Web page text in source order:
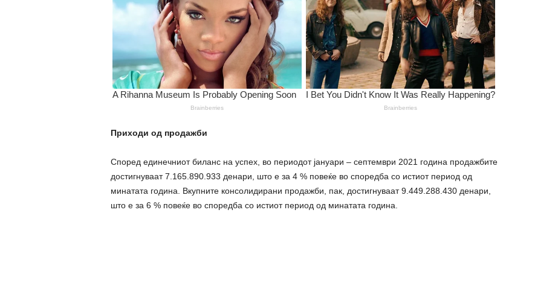
Приходи од продажби
Според единечниот биланс на успех, во периодот јануари – септември 2021 година продажбите
достигнуваат 7.165.890.933 денари, што е за 4 % повеќе во споредба со истиот период од
минатата година. Вкупните консолидирани продажби, пак, достигнуваат 9.449.288.430 денари,
што е за 6 % повеќе во споредба со истиот период од минатата година.